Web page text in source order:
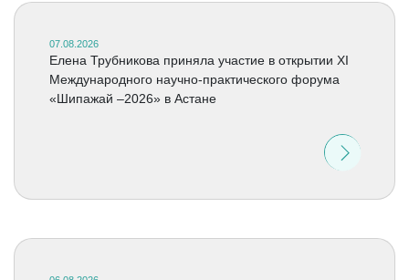
07.08.2026
Елена Трубникова приняла участие в открытии XI
Международного научно-практического форума
«Шипажай –2026» в Астане